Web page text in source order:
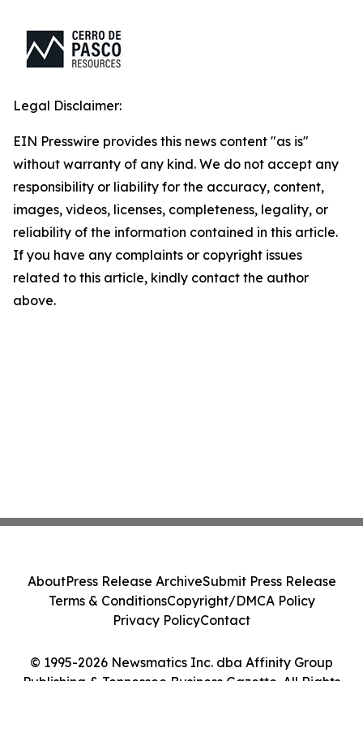
Legal Disclaimer:
EIN Presswire provides this news content "as is"
without warranty of any kind. We do not accept any
responsibility or liability for the accuracy, content,
images, videos, licenses, completeness, legality, or
reliability of the information contained in this article.
If you have any complaints or copyright issues
related to this article, kindly contact the author
above.
© 1995-2026 Newsmatics Inc. dba Affinity Group
Publishing & Tennessee Business Gazette. All Rights
AboutPress Release ArchiveSubmit Press Release
Terms & ConditionsCopyright/DMCA Policy
Privacy PolicyContact